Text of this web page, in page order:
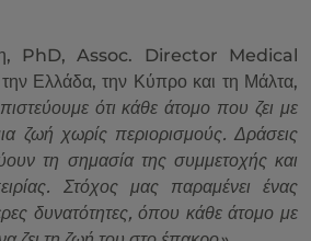
PhD, Assoc. Director Medical
Ελλάδα, την Κύπρο και τη Μάλτα,
ότι κάθε άτομο που ζει με
ζωή χωρίς περιορισμούς. Δράσεις
τη σημασία της συμμετοχής και
Στόχος μας παραμένει ένας
δυνατότητες, όπου κάθε άτομο με